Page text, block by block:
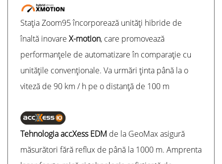
Stația Zoom95 încorporează unități hibride de
înaltă inovare X-motion, care promovează
performanțele de automatizare în comparație cu
unitățile convenționale. Va urmări ținta până la o
viteză de 90 km / h pe o distanță de 100 m
Tehnologia accXess EDM de la GeoMax asigură
măsurători fără reflux de până la 1000 m. Amprenta